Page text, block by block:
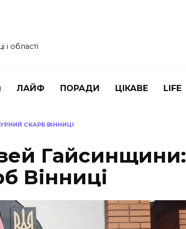
області
ЛАЙФ ПОРАДИ ЦІКАВЕ LIFE
СКАРБ ВІННИЦІ
Гайсинщини:
Вінниці